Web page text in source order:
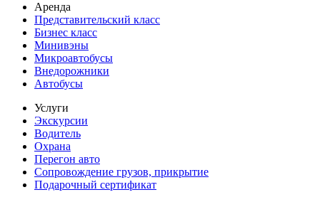
Аренда
Представительский класс
Бизнес класс
Минивэны
Микроавтобусы
Внедорожники
Автобусы
Услуги
Экскурсии
Водитель
Охрана
Перегон авто
Сопровождение грузов, прикрытие
Подарочный сертификат